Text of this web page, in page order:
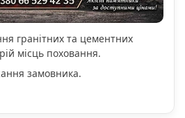
гранітних та цементних
місць поховання.
замовника.